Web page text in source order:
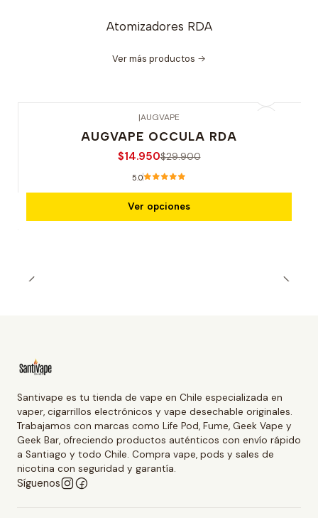
Atomizadores RDA
Ver más productos
|AUGVAPE
AUGVAPE OCCULA RDA
$14.950$29.900
5.0
Ver opciones
Santivape es tu tienda de vape en Chile especializada en
vaper, cigarrillos electrónicos y vape desechable originales.
Trabajamos con marcas como Life Pod, Fume, Geek Vape y
Geek Bar, ofreciendo productos auténticos con envío rápido
a Santiago y todo Chile. Compra vape, pods y sales de
nicotina con seguridad y garantía.
Síguenos